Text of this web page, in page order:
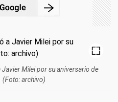
Milei por su aniversario de
(Foto: archivo)